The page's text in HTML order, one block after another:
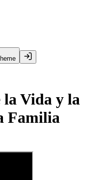
la Vida y la
Familia